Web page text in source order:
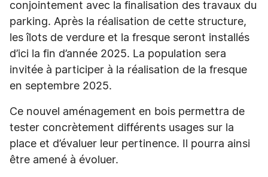
conjointement avec la finalisation des travaux du
parking. Après la réalisation de cette structure,
les îlots de verdure et la fresque seront installés
d’ici la fin d’année 2025. La population sera
invitée à participer à la réalisation de la fresque
en septembre 2025.
Ce nouvel aménagement en bois permettra de
tester concrètement différents usages sur la
place et d’évaluer leur pertinence. Il pourra ainsi
être amené à évoluer.